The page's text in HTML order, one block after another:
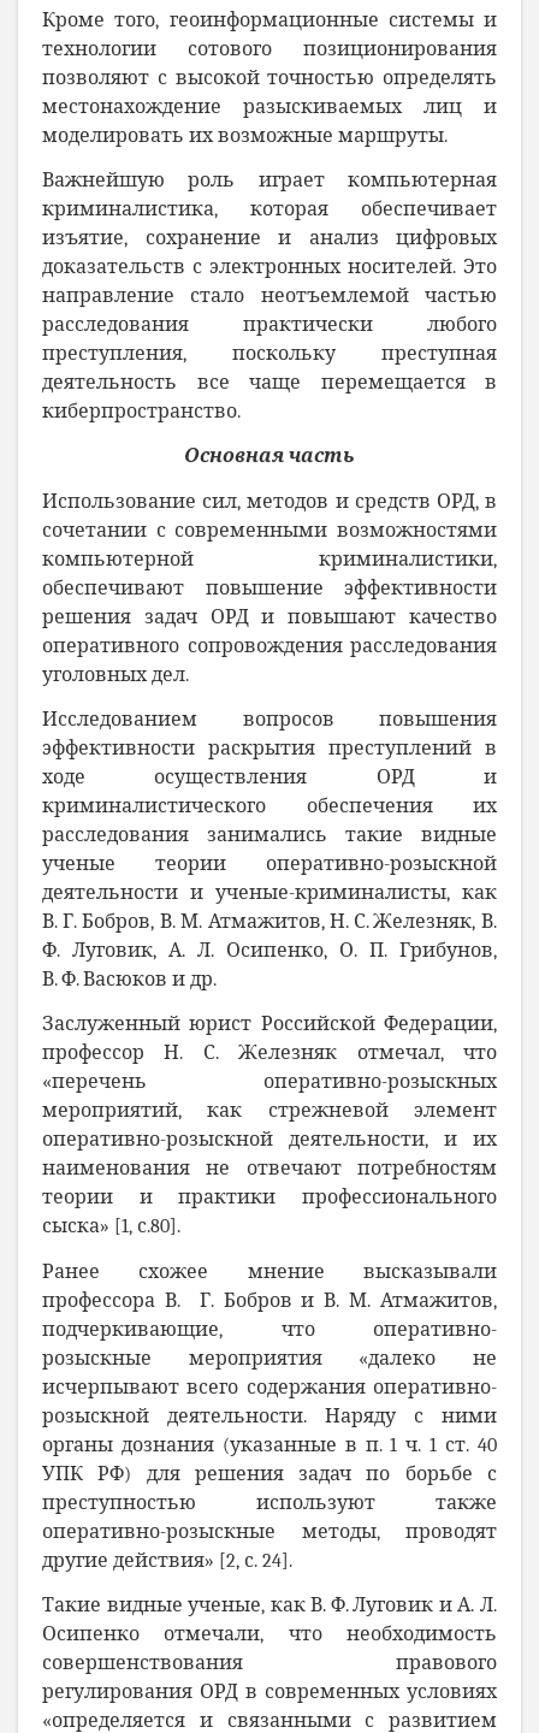
Кроме того, геоинформационные системы и
технологии сотового позиционирования
позволяют с высокой точностью определять
местонахождение разыскиваемых лиц и
моделировать их возможные маршруты.
Важнейшую роль играет компьютерная
криминалистика, которая обеспечивает
изъятие, сохранение и анализ цифровых
доказательств с электронных носителей. Это
направление стало неотъемлемой частью
расследования практически любого
преступления, поскольку преступная
деятельность все чаще перемещается в
киберпространство.
Основная часть
Использование сил, методов и средств ОРД, в
сочетании с современными возможностями
компьютерной криминалистики,
обеспечивают повышение эффективности
решения задач ОРД и повышают качество
оперативного сопровождения расследования
уголовных дел.
Исследованием вопросов повышения
эффективности раскрытия преступлений в
ходе осуществления ОРД и
криминалистического обеспечения их
расследования занимались такие видные
ученые теории оперативно-розыскной
деятельности и ученые-криминалисты, как
В. Г.Бобров, В. М. Атмажитов, Н. С.Железняк, В.
Ф. Луговик, А. Л. Осипенко, О. П. Грибунов,
В.Ф.Васюков и др.
Заслуженный юрист Российской Федерации,
профессор Н. С. Железняк отмечал, что
«перечень оперативно-розыскных
мероприятий, как стрежневой элемент
оперативно-розыскной деятельности, и их
наименования не отвечают потребностям
теории и практики профессионального
сыска» [1, с.80].
Ранее схожее мнение высказывали
профессора В. Г. Бобров и В. М. Атмажитов,
подчеркивающие, что оперативно-
розыскные мероприятия «далеко не
исчерпывают всего содержания оперативно-
розыскной деятельности. Наряду с ними
органы дознания (указанные в п. 1 ч. 1 ст. 40
УПК РФ) для решения задач по борьбе с
преступностью используют также
оперативно-розыскные методы, проводят
другие действия» [2, с. 24].
Такие видные ученые, как В. Ф.Луговик и А. Л.
Осипенко отмечали, что необходимость
совершенствования правового
регулирования ОРД в современных условиях
«определяется и связанными с развитием